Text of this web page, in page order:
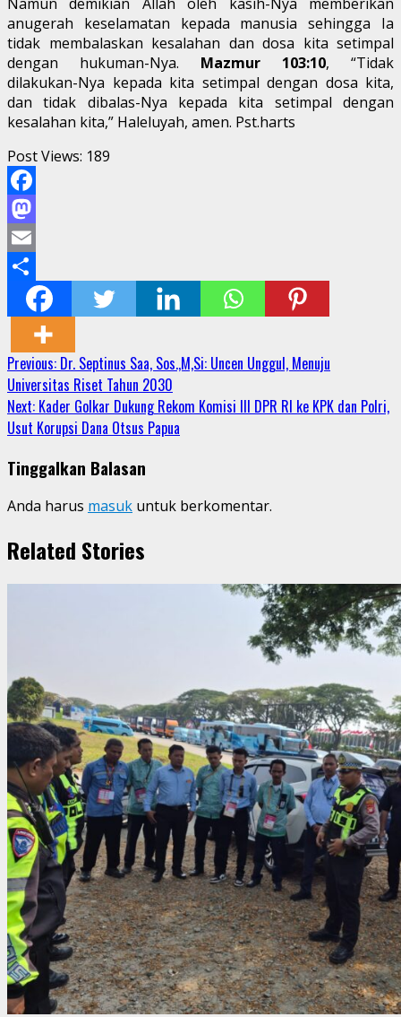
anugerah keselamatan kepada manusia sehingga Ia
tidak membalaskan kesalahan dan dosa kita setimpal
dengan hukuman-Nya. Mazmur 103:10, “Tidak
dilakukan-Nya kepada kita setimpal dengan dosa kita,
dan tidak dibalas-Nya kepada kita setimpal dengan
kesalahan kita,” Haleluyah, amen. Pst.harts
Post Views: 189
Facebook
Mastodon
Email
Share
Continue
Reading
Previous: Dr. Septinus Saa, Sos.,M,Si: Uncen Unggul, Menuju
Universitas Riset Tahun 2030
Next: Kader Golkar Dukung Rekom Komisi III DPR RI ke KPK dan Polri,
Usut Korupsi Dana Otsus Papua
Tinggalkan Balasan
Anda harus masuk untuk berkomentar.
Related Stories